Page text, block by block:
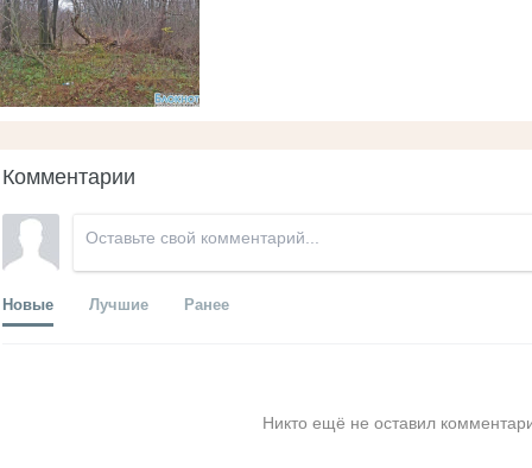
Комментарии
Новые Лучшие Ранее
Никто ещё не оставил